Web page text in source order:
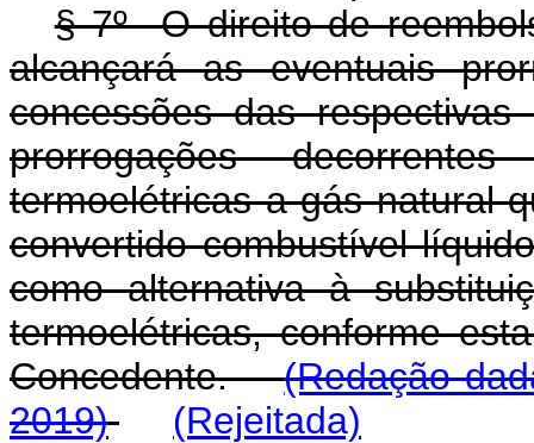
§ 7º O direito de
alcançará as eventuais
concessões das
prorrogações
termoelétricas a gás natural
convertido combustível
como alternativa à
termoelétricas, conforme
Concedente.(Redação
2019)
(Rejeitada)